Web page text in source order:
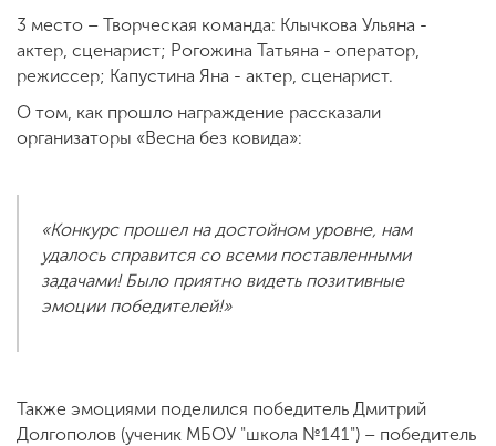
3 место – Творческая команда: Клычкова Ульяна -
актер, сценарист; Рогожина Татьяна - оператор,
режиссер; Капустина Яна - актер, сценарист.
О том, как прошло награждение рассказали
организаторы «Весна без ковида»:
«Конкурс прошел на достойном уровне, нам
удалось справится со всеми поставленными
задачами! Было приятно видеть позитивные
эмоции победителей!»
Также эмоциями поделился победитель Дмитрий
Долгополов (ученик МБОУ "школа №141") – победитель